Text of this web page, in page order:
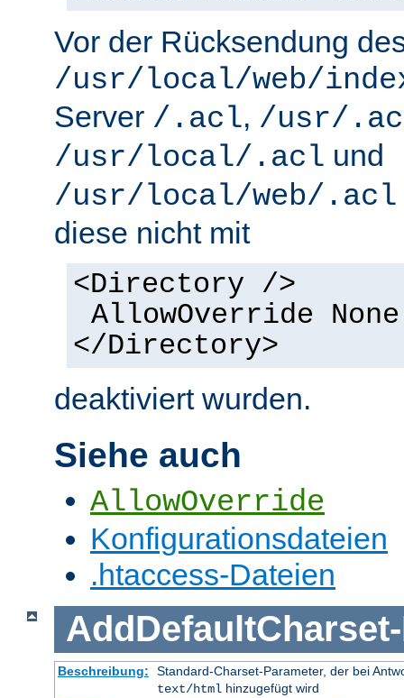
Vor der Rücksendung
/usr/local/web/
Server /.acl, /usr/
/usr/local/.acl und
/usr/local/web/.acl
diese nicht mit
<Directory />
AllowOverride None
</Directory>
deaktiviert wurden.
Siehe auch
AllowOverride
Konfigurationsdateien
.htaccess-Dateien
AddDefaultCharset-
Beschreibung:
Standard-Charset-Parameter, der bei
text/html hinzugefügt wird